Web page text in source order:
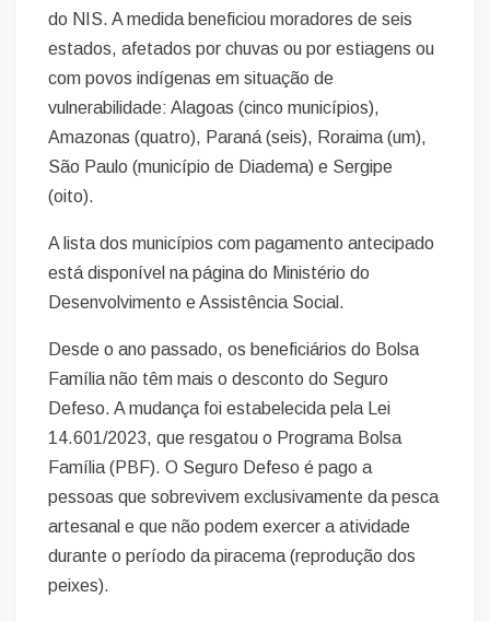
do NIS. A medida beneficiou moradores de seis
estados, afetados por chuvas ou por estiagens ou
com povos indígenas em situação de
vulnerabilidade: Alagoas (cinco municípios),
Amazonas (quatro), Paraná (seis), Roraima (um),
São Paulo (município de Diadema) e Sergipe
(oito).
A lista dos municípios com pagamento antecipado
está disponível na página do Ministério do
Desenvolvimento e Assistência Social.
Desde o ano passado, os beneficiários do Bolsa
Família não têm mais o desconto do Seguro
Defeso. A mudança foi estabelecida pela Lei
14.601/2023, que resgatou o Programa Bolsa
Família (PBF). O Seguro Defeso é pago a
pessoas que sobrevivem exclusivamente da pesca
artesanal e que não podem exercer a atividade
durante o período da piracema (reprodução dos
peixes).